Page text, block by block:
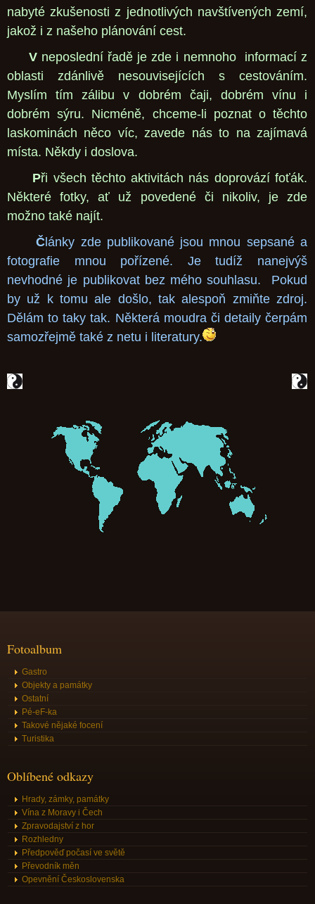
nabyté zkušenosti z jednotlivých navštívených zemí,
jakož i z našeho plánování cest.
Vneposlední řadě je zde i nemnoho informací z
oblasti zdánlivě nesouvisejících s cestováním.
Myslím tím zálibu v dobrém čaji, dobrém vínu i
dobrém sýru. Nicméně, chceme-li poznat o těchto
laskominách něco víc, zavede nás to na zajímavá
místa. Někdy i doslova.
Při všech těchto aktivitách nás doprovází foťák.
Některé fotky, ať už povedené či nikoliv, je zde
možno také najít.
Č lánky zde publikované jsou mnou sepsané a
fotografie mnou pořízené. Je tudíž nanejvýš
nevhodné je publikovat bez mého souhlasu. Pokud
by už k tomu ale došlo, tak alespoň zmiňte zdroj.
Dělám to taky tak. Některá moudra či detaily čerpám
samozřejmě také z netu i literatury.
Fotoalbum
Gastro
Objekty a památky
Ostatní
Pé-eF-ka
Takové nějaké focení
Turistika
Oblíbené odkazy
Hrady, zámky, památky
Vína z Moravy i Čech
Zpravodajství z hor
Rozhledny
Předpověď počasí ve světě
Převodník měn
Opevnění Československa